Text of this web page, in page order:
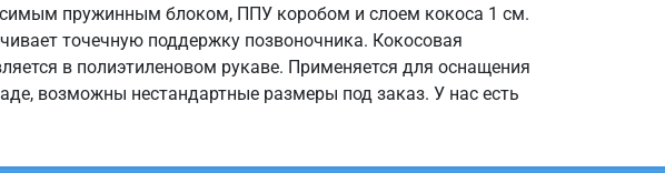
пружинным блоком, ППУ коробом и слоем кокоса 1 см.
точечную поддержку позвоночника. Кокосовая
в полиэтиленовом рукаве. Применяется для оснащения
возможны нестандартные размеры под заказ. У нас есть